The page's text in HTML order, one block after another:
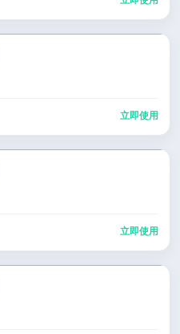
立即使用
立即使用